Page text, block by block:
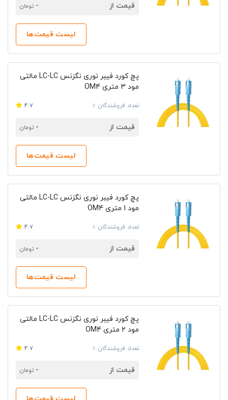
قیمت از - تومان
لیست قیمت‌ها
پچ کورد فیبر نوری نگزنس LC-LC مالتی
مود 3 متری OM4
تعداد فروشندگان :1 4.7
قیمت از - تومان
لیست قیمت‌ها
پچ کورد فیبر نوری نگزنس LC-LC مالتی
مود 1 متری OM4
تعداد فروشندگان :1 4.7
قیمت از - تومان
لیست قیمت‌ها
پچ کورد فیبر نوری نگزنس LC-LC مالتی
مود 2 متری OM4
تعداد فروشندگان :1 4.7
قیمت از - تومان